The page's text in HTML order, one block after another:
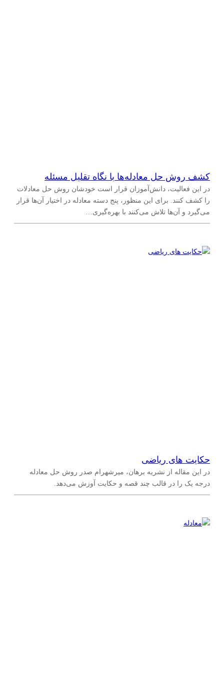
کشف روش حل معادله‌ها با نگاه تقلیل مسئله
در این فعالیت، دانش‌آموزان قرار است خودشان روش حل معادلات
را کشف کنند. برای این منظور، پنج دسته معادله در اختیار آن‌ها قرار
می‌گیرد و آن‌ها تلاش می‌کنند با بهره‌گیری…
حکایت های ریاضی
در این مقاله از نشریه برهان، میر‌شهرام صدر روش حل معادله
درجه یک را در قالب چند قصه و حکایت آوزش می‌دهد.